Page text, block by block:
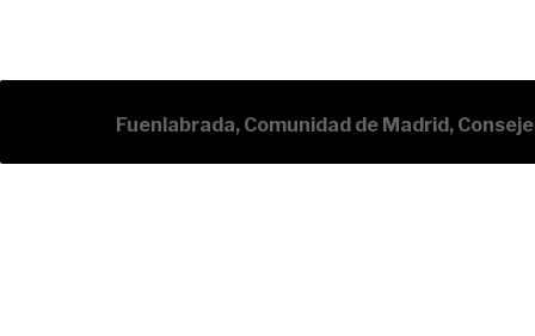
Fuenlabrada, Comunidad de Madrid,